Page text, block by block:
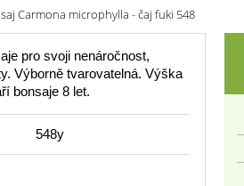
Carmona microphylla - čaj fuki 548
pro svoji nenáročnost,
Výborně tvarovatelná. Výška
bonsaje 8 let.
548y